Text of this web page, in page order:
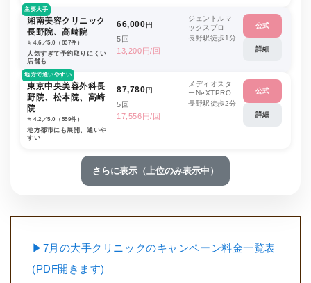
主要大手
湘南美容クリニック
長野院、高崎院
⭐️ 4.6／5.0（837件）
人気すぎて予約取りにくい
店舗も
66,000円
5回
13,200円/回
ジェントルマ
ックスプロ
長野駅徒歩1分
公式
詳細
地方で通いやすい
東京中央美容外科長
野院、松本院、高崎
院
⭐️ 4.2／5.0（559件）
地方都市にも展開、通いや
すい
87,780円
5回
17,556円/回
メディオスタ
ーNeXTPRO
長野駅徒歩2分
公式
詳細
さらに表示（上位のみ表示中）
▶7月の大手クリニックのキャンペーン料金一覧表
(PDF開きます)